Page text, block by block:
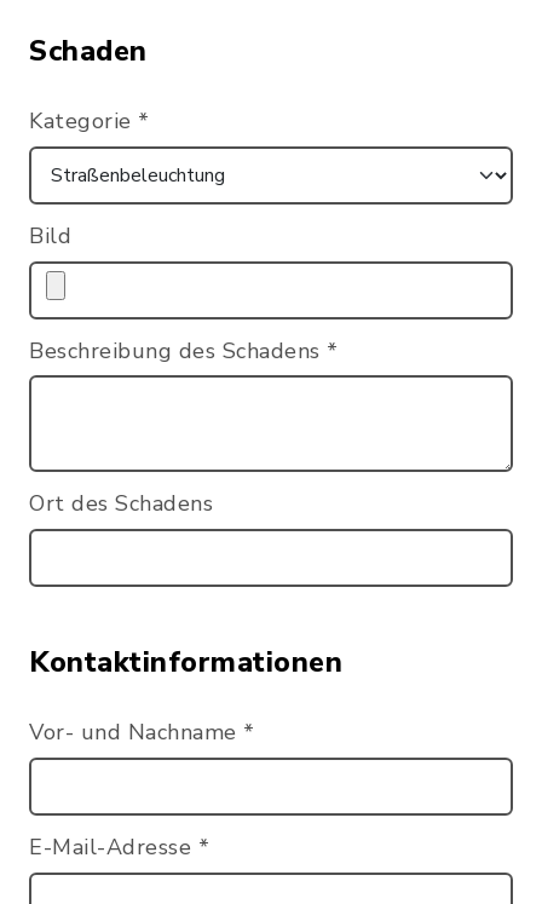
Schaden
Kategorie *
Bild
Beschreibung des Schadens *
Ort des Schadens
Kontaktinformationen
Vor- und Nachname *
E-Mail-Adresse *